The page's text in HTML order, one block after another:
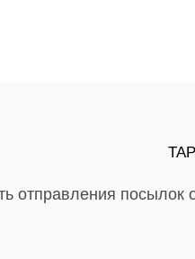
отправления посылок